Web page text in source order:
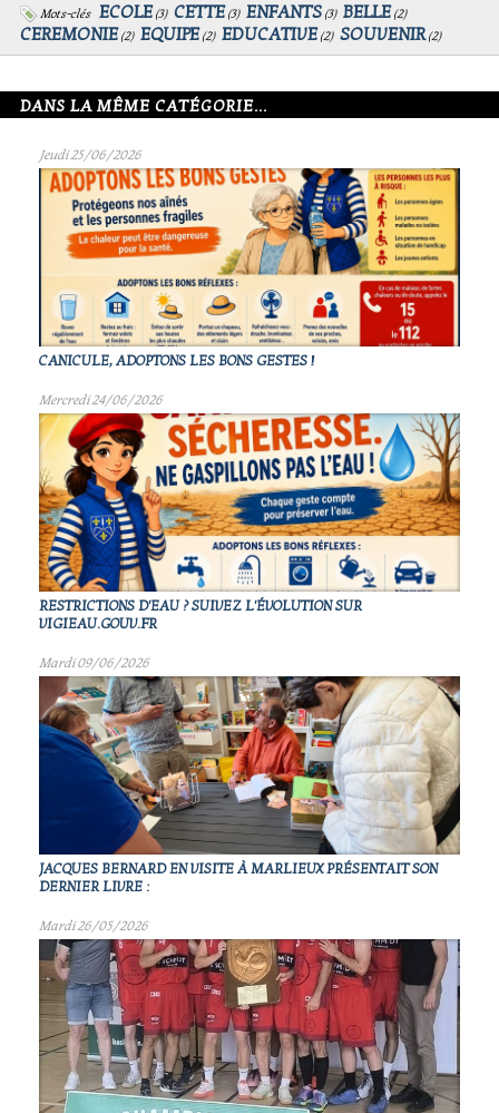
Mots-clés
ECOLE (3) CETTE (3) ENFANTS (3) BELLE (2)
CEREMONIE (2) EQUIPE (2) EDUCATIVE (2) SOUVENIR(2)
DANS LA MÊME CATÉGORIE...
Jeudi 25/06/2026
CANICULE, ADOPTONS LES BONS GESTES !
Mercredi 24/06/2026
RESTRICTIONS D'EAU ? SUIVEZ L'ÉVOLUTION SUR
VIGIEAU.GOUV.FR
Mardi 09/06/2026
JACQUES BERNARD EN VISITE À MARLIEUX PRÉSENTAIT SON
DERNIER LIVRE :
Mardi 26/05/2026